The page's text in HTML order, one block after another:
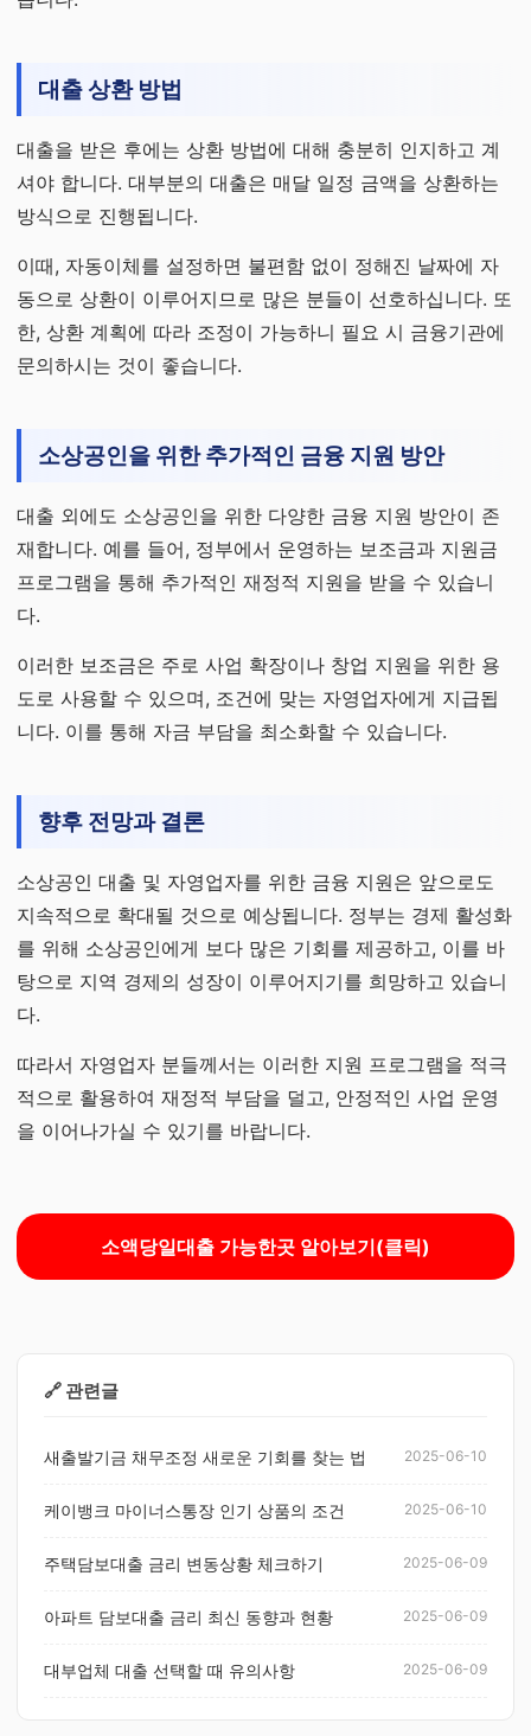
대출 상환 방법
대출을 받은 후에는 상환 방법에 대해 충분히 인지하고 계
셔야 합니다. 대부분의 대출은 매달 일정 금액을 상환하는
방식으로 진행됩니다.
이때, 자동이체를 설정하면 불편함 없이 정해진 날짜에 자
동으로 상환이 이루어지므로 많은 분들이 선호하십니다. 또
한, 상환 계획에 따라 조정이 가능하니 필요 시 금융기관에
문의하시는 것이 좋습니다.
소상공인을 위한 추가적인 금융 지원 방안
대출 외에도 소상공인을 위한 다양한 금융 지원 방안이 존
재합니다. 예를 들어, 정부에서 운영하는 보조금과 지원금
프로그램을 통해 추가적인 재정적 지원을 받을 수 있습니
다.
이러한 보조금은 주로 사업 확장이나 창업 지원을 위한 용
도로 사용할 수 있으며, 조건에 맞는 자영업자에게 지급됩
니다. 이를 통해 자금 부담을 최소화할 수 있습니다.
향후 전망과 결론
소상공인 대출 및 자영업자를 위한 금융 지원은 앞으로도
지속적으로 확대될 것으로 예상됩니다. 정부는 경제 활성화
를 위해 소상공인에게 보다 많은 기회를 제공하고, 이를 바
탕으로 지역 경제의 성장이 이루어지기를 희망하고 있습니
다.
따라서 자영업자 분들께서는 이러한 지원 프로그램을 적극
적으로 활용하여 재정적 부담을 덜고, 안정적인 사업 운영
을 이어나가실 수 있기를 바랍니다.
소액당일대출 가능한곳 알아보기(클릭)
🔗 관련글
새출발기금 채무조정 새로운 기회를 찾는 법 2025-06-10
케이뱅크 마이너스통장 인기 상품의 조건 2025-06-10
주택담보대출 금리 변동상황 체크하기 2025-06-09
아파트 담보대출 금리 최신 동향과 현황 2025-06-09
대부업체 대출 선택할 때 유의사항 2025-06-09